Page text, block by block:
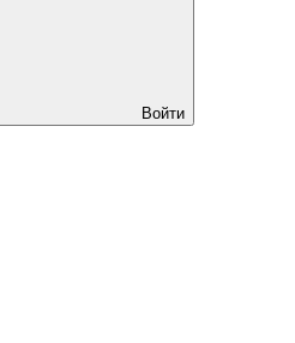
Войти